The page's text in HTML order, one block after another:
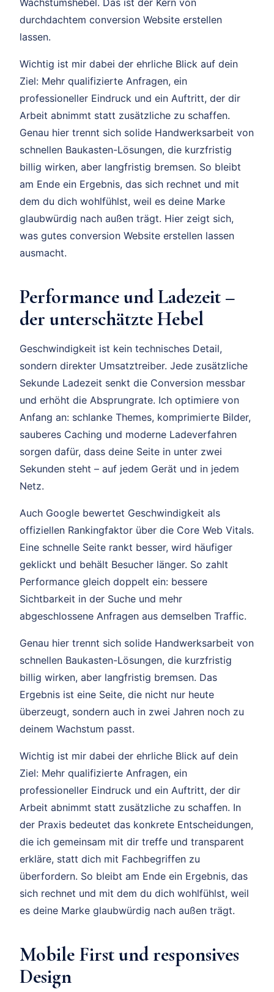
durchdachtem conversion Website erstellen
lassen.
Wichtig ist mir dabei der ehrliche Blick auf dein
Ziel: Mehr qualifizierte Anfragen, ein
professioneller Eindruck und ein Auftritt, der dir
Arbeit abnimmt statt zusätzliche zu schaffen.
Genau hier trennt sich solide Handwerksarbeit von
schnellen Baukasten-Lösungen, die kurzfristig
billig wirken, aber langfristig bremsen. So bleibt
am Ende ein Ergebnis, das sich rechnet und mit
dem du dich wohlfühlst, weil es deine Marke
glaubwürdig nach außen trägt. Hier zeigt sich,
was gutes conversion Website erstellen lassen
ausmacht.
Performance und Ladezeit –
der unterschätzte Hebel
Geschwindigkeit ist kein technisches Detail,
sondern direkter Umsatztreiber. Jede zusätzliche
Sekunde Ladezeit senkt die Conversion messbar
und erhöht die Absprungrate. Ich optimiere von
Anfang an: schlanke Themes, komprimierte Bilder,
sauberes Caching und moderne Ladeverfahren
sorgen dafür, dass deine Seite in unter zwei
Sekunden steht – auf jedem Gerät und in jedem
Netz.
Auch Google bewertet Geschwindigkeit als
offiziellen Rankingfaktor über die Core Web Vitals.
Eine schnelle Seite rankt besser, wird häufiger
geklickt und behält Besucher länger. So zahlt
Performance gleich doppelt ein: bessere
Sichtbarkeit in der Suche und mehr
abgeschlossene Anfragen aus demselben Traffic.
Genau hier trennt sich solide Handwerksarbeit von
schnellen Baukasten-Lösungen, die kurzfristig
billig wirken, aber langfristig bremsen. Das
Ergebnis ist eine Seite, die nicht nur heute
überzeugt, sondern auch in zwei Jahren noch zu
deinem Wachstum passt.
Wichtig ist mir dabei der ehrliche Blick auf dein
Ziel: Mehr qualifizierte Anfragen, ein
professioneller Eindruck und ein Auftritt, der dir
Arbeit abnimmt statt zusätzliche zu schaffen. In
der Praxis bedeutet das konkrete Entscheidungen,
die ich gemeinsam mit dir treffe und transparent
erkläre, statt dich mit Fachbegriffen zu
überfordern. So bleibt am Ende ein Ergebnis, das
sich rechnet und mit dem du dich wohlfühlst, weil
es deine Marke glaubwürdig nach außen trägt.
Mobile First und responsives
Design